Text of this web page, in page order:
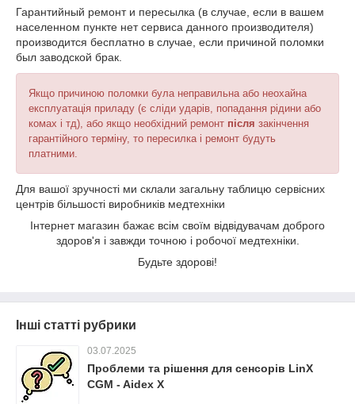
​Гарантийный ремонт и пересылка (в случае, если в вашем
населенном пункте нет сервиса данного производителя)
производится бесплатно в случае, если причиной поломки
был заводской брак.
Якщо причиною поломки була неправильна або неохайна
експлуатація приладу (є сліди ударів, попадання рідини або
комах і тд), або якщо необхідний ремонт після закінчення
гарантійного терміну, то пересилка і ремонт будуть
платними.
Для вашої зручності ми склали загальну таблицю сервісних
центрів більшості виробників медтехніки
Інтернет магазин бажає всім своїм відвідувачам доброго
здоров'я і завжди точною і робочої медтехніки.
Будьте здорові!
Інші статті рубрики
03.07.2025
Проблеми та рішення для сенсорів LinX
CGM - Aidex X